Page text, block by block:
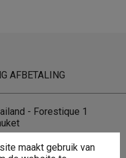
AFBETALING
- Forestique 1
maakt gebruik van